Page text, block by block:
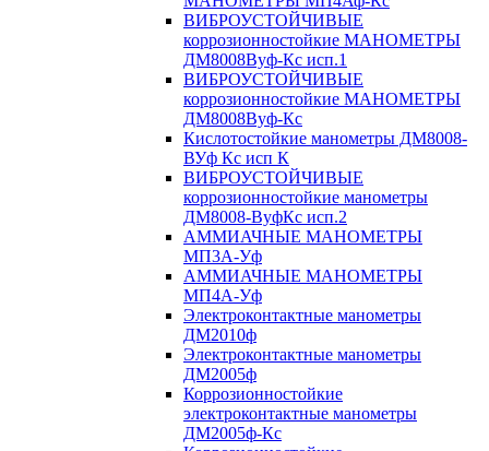
ВИБРОУСТОЙЧИВЫЕ
коррозионностойкие МАНОМЕТРЫ
ДМ8008Вуф-Кс исп.1
ВИБРОУСТОЙЧИВЫЕ
коррозионностойкие МАНОМЕТРЫ
ДМ8008Вуф-Кс
Кислотостойкие манометры ДМ8008-
ВУф Кс исп К
ВИБРОУСТОЙЧИВЫЕ
коррозионностойкие манометры
ДМ8008-ВуфКс исп.2
АММИАЧНЫЕ МАНОМЕТРЫ
МП3А-Уф
АММИАЧНЫЕ МАНОМЕТРЫ
МП4А-Уф
Электроконтактные манометры
ДМ2010ф
Электроконтактные манометры
ДМ2005ф
Коррозионностойкие
электроконтактные манометры
ДМ2005ф-Кс